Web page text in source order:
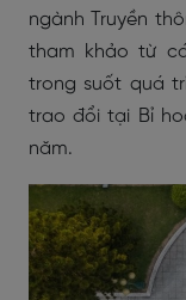
ngành Truyền
tham khảo từ
trong suốt quá
trao đổi tại Bỉ
năm.